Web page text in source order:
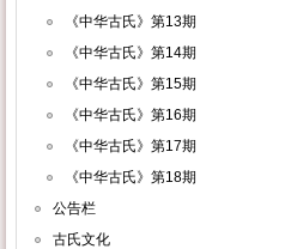
《中华古氏》第13期
《中华古氏》第14期
《中华古氏》第15期
《中华古氏》第16期
《中华古氏》第17期
《中华古氏》第18期
公告栏
古氏文化